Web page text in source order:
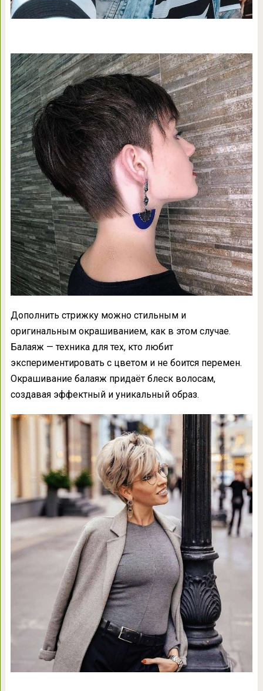
Дополнить стрижку можно стильным и
оригинальным окрашиванием, как в этом случае.
Балаяж — техника для тех, кто любит
экспериментировать с цветом и не боится перемен.
Окрашивание балаяж придаёт блеск волосам,
создавая эффектный и уникальный образ.